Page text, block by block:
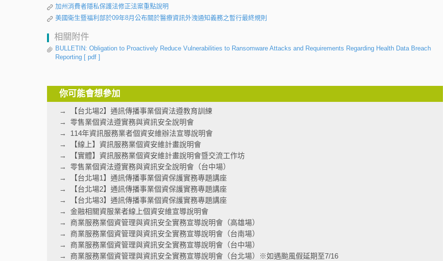
加州消費者隱私保護法修正法案重點說明
美國衛生暨福利部於09年8月公布關於醫療資訊外洩通知義務之暫行最終規則
相關附件
BULLETIN: Obligation to Proactively Reduce Vulnerabilities to Ransomware Attacks and Requirements Regarding Health Data Breach
Reporting [ pdf ]
你可能會想參加
【台北場2】通訊傳播事業個資法遵教育訓練
零售業個資法遵實務與資訊安全說明會
114年資訊服務業者個資安維辦法宣導說明會
【線上】資訊服務業個資安維計畫說明會
【實體】資訊服務業個資安維計畫說明會暨交流工作坊
零售業個資法遵實務與資訊安全說明會（台中場）
【台北場1】通訊傳播事業個資保護實務專題講座
【台北場2】通訊傳播事業個資保護實務專題講座
【台北場3】通訊傳播事業個資保護實務專題講座
金融相關資服業者線上個資安維宣導說明會
商業服務業個資管理與資訊安全實務宣導說明會（高雄場）
商業服務業個資管理與資訊安全實務宣導說明會（台南場）
商業服務業個資管理與資訊安全實務宣導說明會（台中場）
商業服務業個資管理與資訊安全實務宣導說明會（台北場）※如遇颱風假延期至7/16